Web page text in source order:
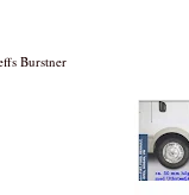
Burstner